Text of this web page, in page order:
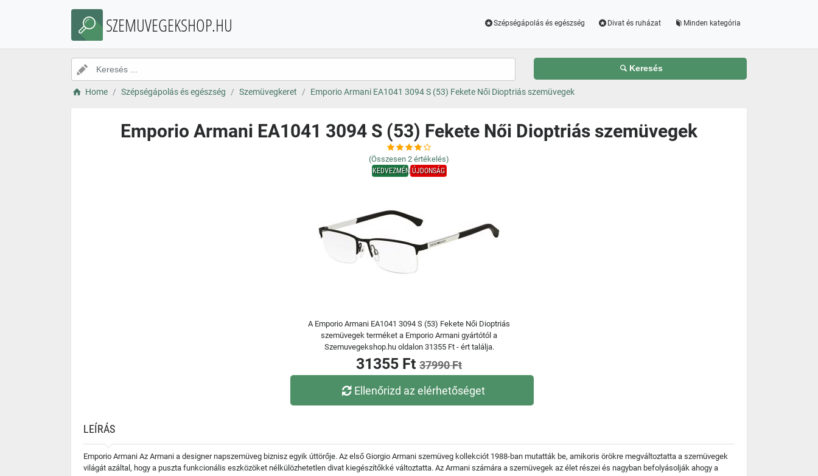
SZEMUVEGEKSHOP.HU Szépségápolás és egészség Divat és ruházat Minden kategória
Keresés
Home Szépségápolás és egészség Szemüvegkeret Emporio Armani EA1041 3094 S (53) Fekete Női Dioptriás szemüvegek
Emporio Armani EA1041 3094 S (53) Fekete Női Dioptriás szemüvegek
(Összesen 2 értékelés)
KEDVEZMÉNYÚJDONSÁG
A Emporio Armani EA1041 3094 S (53) Fekete Női Dioptriás
szemüvegek terméket a Emporio Armani gyártótól a
Szemuvegekshop.hu oldalon 31355 Ft - ért találja.
31355 Ft 37990 Ft
Ellenőrizd az elérhetőséget
LEÍRÁS
Emporio Armani Az Armani a designer napszemüveg biznisz egyik úttörője. Az első Giorgio Armani szemüveg kollekciót 1988-ban mutatták be, amikoris örökre megváltoztatta a szemüvegek
világát azáltal, hogy a puszta funkcionális eszközöket nélkülözhetetlen divat kiegészítőkké változtatta. Az Armani számára a szemüvegek az élet részei és nagyban befolyásolják ahogy a